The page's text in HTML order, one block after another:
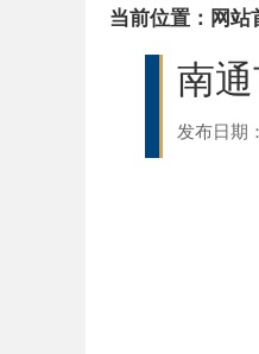
当前位置： 网站
南
发布日期